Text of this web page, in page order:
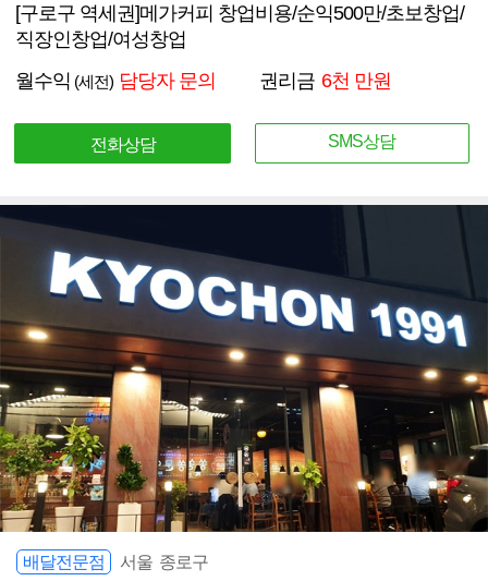
[구로구 역세권]메가커피 창업비용/순익500만/초보창업/
직장인창업/여성창업
월수익 (세전) 담당자 문의 권리금 6천 만원
전화상담 SMS상담
배달전문점 서울 종로구